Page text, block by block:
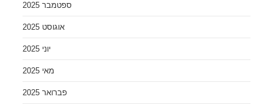
ספטמבר 2025
אוגוסט 2025
יוני 2025
מאי 2025
פברואר 2025